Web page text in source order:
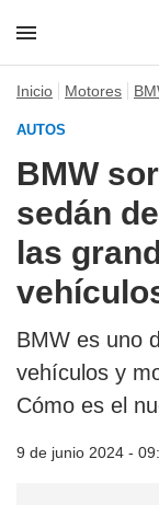
Inicio Motores
AUTOS
BMW
sedán
las
BMW es uno
vehículos y
Cómo es el
9 de junio 2024 -